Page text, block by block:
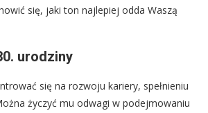
się, jaki ton najlepiej odda Waszą
urodziny
się na rozwoju kariery, spełnieniu
życzyć mu odwagi w podejmowaniu